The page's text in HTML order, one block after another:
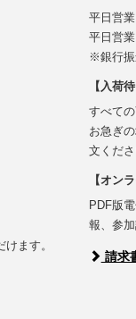
ます。
平日営
平日営
※銀行振
【入荷
すべて
お急ぎ
文くださ
【オン
PDF版
報、参
請求